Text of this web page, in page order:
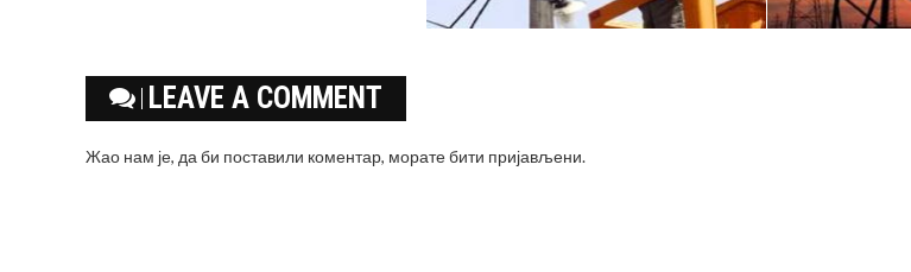
LEAVE A COMMENT
Жао нам је, да би поставили коментар, моратебити пријављени.